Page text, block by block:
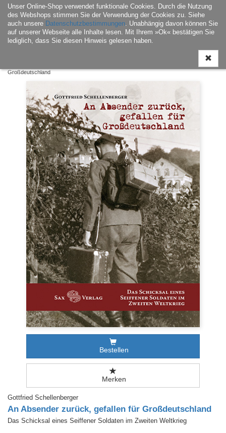
Unser Online-Shop verwendet funktionale Cookies. Durch die Nutzung
des Webshops stimmen Sie der Verwendung der Cookies zu. Siehe
auch unsere Datenschutzbestimmungen. Unabhängig davon können Sie
auf unserer Webseite alle Inhalte lesen. Mit Ihrem »Ok« bestätigen Sie
lediglich, dass Sie diesen Hinweis gelesen haben.
ein-/
Großdeutschland
Bestellen
Merken
Gottfried Schellenberger
An Absender zurück, gefallen für Großdeutschland
Das Schicksal eines Seiffener Soldaten im Zweiten Weltkrieg